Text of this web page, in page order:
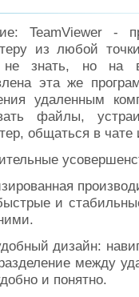
TeamViewer -
из любой
знать, но на
эта же
удаленным
файлы,
общаться в чате
и
дизайн:
между
и понятно.